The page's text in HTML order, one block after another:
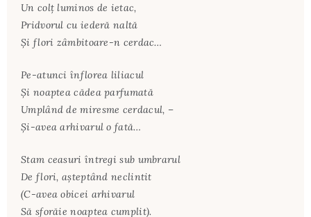
Un colţ luminos de ietac,
Pridvorul cu iederă naltă
Şi flori zâmbitoare-n cerdac…
Pe-atunci înflorea liliacul
Şi noaptea cădea parfumată
Umplând de miresme cerdacul, –
Şi-avea arhivarul o fată…
Stam ceasuri întregi sub umbrarul
De flori, aşteptând neclintit
(C-avea obicei arhivarul
Să sforăie noaptea cumplit).